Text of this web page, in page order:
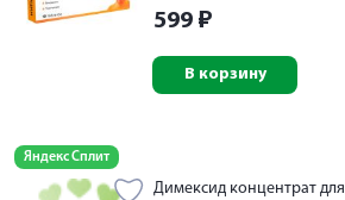
599 ₽
В корзину
Яндекс Сплит
Димексид концентрат